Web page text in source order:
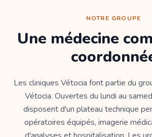
NOTRE GROUPE
Une médecine
Les cliniques Vétocia font partie du
Vétocia. Ouvertes du lundi au
disposent d'un plateau technique
opératoires équipés, imagerie